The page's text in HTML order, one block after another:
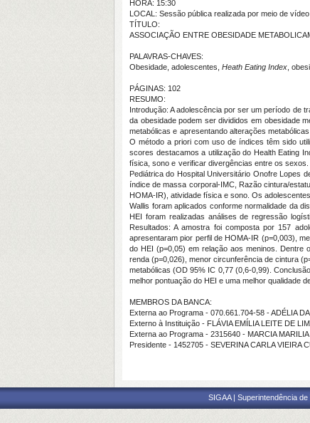
HORA: 15:30
LOCAL: Sessão pública realizada por meio de
TÍTULO:
ASSOCIAÇÃO ENTRE OBESIDADE
PALAVRAS-CHAVES:
Obesidade, adolescentes, Heath Eating Index ,
PÁGINAS: 102
RESUMO:
Introdução: A adolescência por ser um período de
da obesidade podem ser divididos em obesidade
metabólicas e apresentando alterações
O método a priori com uso de índices têm sido
scores destacamos a utilização do Health Eating
física, sono e verificar divergências entre os
Pediátrica do Hospital Universitário Onofre Lopes
índice de massa corporal-IMC, Razão cintura/
HOMA-IR), atividade física e sono. Os
Wallis foram aplicados conforme normalidade da
HEI foram realizadas análises de regressão
Resultados: A amostra foi composta por 157
apresentaram pior perfil de HOMA-IR (p=0,003),
do HEI (p=0,05) em relação aos meninos. Dentre
renda (p=0,026), menor circunferência de cintura
metabólicas (OD 95% IC 0,77 (0,6-0,99).
melhor pontuação do HEI e uma melhor qualidade
MEMBROS DA BANCA:
Externa ao Programa - 070.661.704-58 - ADÉLIA
Externo à Instituição - FLÁVIA EMÍLIA LEITE DE
Externa ao Programa - 2315640 - MARCIA
Presidente - 1452705 - SEVERINA CARLA VIEIRA
SIGAA | Superintendência